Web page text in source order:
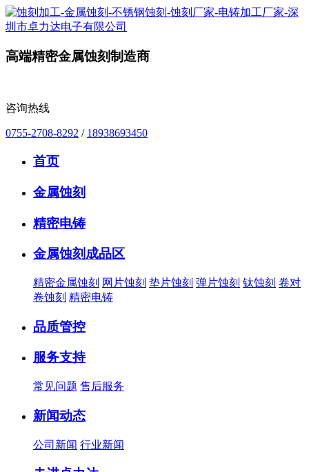
高端精密金属蚀刻制造商
咨询热线
0755-2708-8292 / 18938693450
首页
金属蚀刻
精密电铸
金属蚀刻成品区
精密金属蚀刻 网片蚀刻 垫片蚀刻 弹片蚀刻 钛蚀刻 卷对
卷蚀刻 精密电铸
品质管控
服务支持
常见问题 售后服务
新闻动态
公司新闻 行业新闻